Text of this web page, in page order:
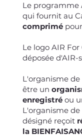
Le programme
qui fournit au
comprimépour
Le logo AIR
déposée d'AIR-
L'organisme
être un
enregistréou
L'organisme
désigné reçoit
la